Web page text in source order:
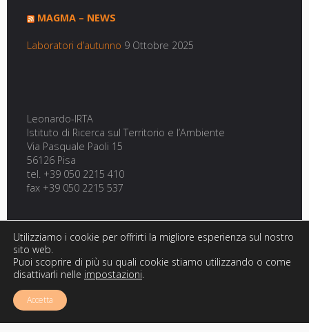
MAGMA – NEWS
Laboratori d’autunno 9 Ottobre 2025
Leonardo-IRTA
Istituto di Ricerca sul Territorio e l’Ambiente
Via Pasquale Paoli 15
56126 Pisa
tel. +39 050 2215 410
fax +39 050 2215 537
Utilizziamo i cookie per offrirti la migliore esperienza sul nostro
sito web.
Puoi scoprire di più su quali cookie stiamo utilizzando o come
disattivarli nelle impostazioni.
Accetta